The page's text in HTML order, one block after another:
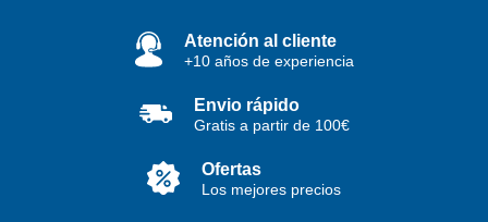
Atención al cliente
+10 años de experiencia
Envio rápido
Gratis a partir de 100€
Ofertas
Los mejores precios